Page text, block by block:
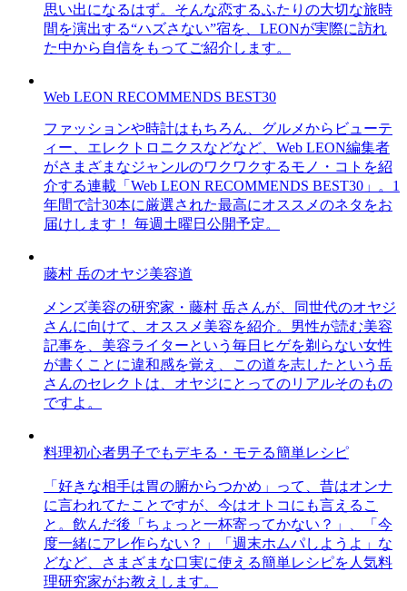
思い出になるはず。そんな恋するふたりの大切な旅時
間を演出する“ハズさない”宿を、LEONが実際に訪れ
た中から自信をもってご紹介します。
Web LEON RECOMMENDS BEST30
ファッションや時計はもちろん、グルメからビューテ
ィー、エレクトロニクスなどなど、Web LEON編集者
がさまざまなジャンルのワクワクするモノ・コトを紹
介する連載「Web LEON RECOMMENDS BEST30」。1
年間で計30本に厳選された最高にオススメのネタをお
届けします！ 毎週土曜日公開予定。
藤村 岳のオヤジ美容道
メンズ美容の研究家・藤村 岳さんが、同世代のオヤジ
さんに向けて、オススメ美容を紹介。男性が読む美容
記事を、美容ライターという毎日ヒゲを剃らない女性
が書くことに違和感を覚え、この道を志したという岳
さんのセレクトは、オヤジにとってのリアルそのもの
ですよ。
料理初心者男子でもデキる・モテる簡単レシピ
「好きな相手は胃の腑からつかめ」って、昔はオンナ
に言われてたことですが、今はオトコにも言えるこ
と。飲んだ後「ちょっと一杯寄ってかない？」、「今
度一緒にアレ作らない？」「週末ホムパしようよ」な
どなど、さまざまな口実に使える簡単レシピを人気料
理研究家がお教えします。